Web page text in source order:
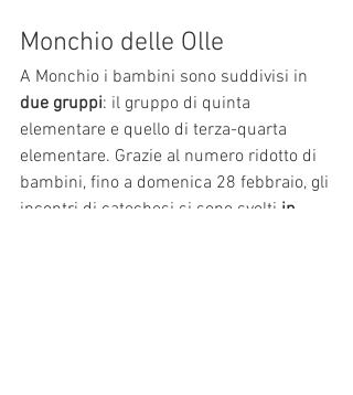
Monchio delle Olle
A Monchio i bambini sono suddivisi in
due gruppi: il gruppo di quinta
elementare e quello di terza-quarta
elementare. Grazie al numero ridotto di
bambini, fino a domenica 28 febbraio, gli
incontri di catechesi si sono svolti in